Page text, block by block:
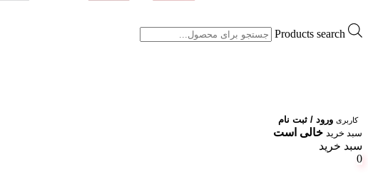
Products search
کاربری ورود / ثبت نام
سبد خرید خالی است
سبد خرید
0